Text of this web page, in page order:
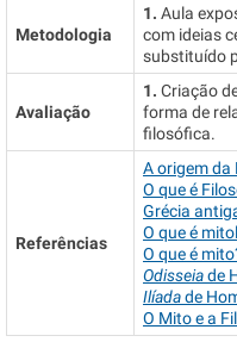
Metodologia
1. Aula
com ideias
substituído
Avaliação
1. Criação
forma de
filosófica.
Referências
A origem da
O que é
Grécia
O que é
O que é
Odisseiade
Ilíadade
O Mito e a